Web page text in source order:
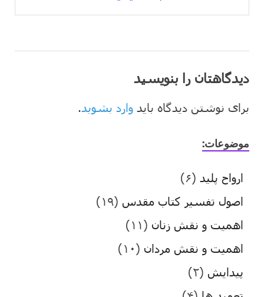
دیدگاهتان را بنویسید
برای نوشتن دیدگاه باید وارد بشوید.
موضوعات:
ارواح پلید (۶)
اصول تفسیر کتاب مقدس (۱۹)
اهمیت و نقش زنان (۱۱)
اهمیت و نقش مردان (۱۰)
پیدایش (۲)